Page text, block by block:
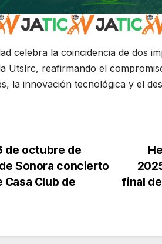
celebra la coincidencia de dos
Utslrc, reafirmando el
la innovación tecnológica y el
final
de octubre de
Sonora concierto
Club de